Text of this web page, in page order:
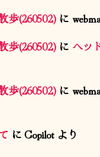
歩(260502)に
歩(260502)に ヘッ
歩(260502)に
にCopilotより